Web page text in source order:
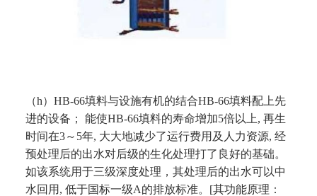
（h）HB-66填料与设施有机的结合HB-66填料配上先
进的设备； 能使HB-66填料的寿命增加5倍以上, 再生
时间在3～5年, 大大地减少了运行费用及人 力资源, 经
预处理后的出水对后级的生化处理打了良好的基础。
如该系统用于三级深度处理，其处理后的出水可以中
水回用, 低于国标一级A的排放标准。[其功能原理：